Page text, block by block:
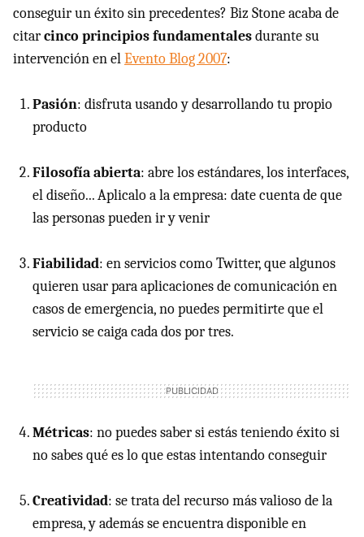
conseguir un éxito sin precedentes? Biz Stone acaba de
citarcinco principios fundamentalesdurante su
intervención en elEvento Blog 2007:
Pasión: disfruta usando y desarrollando tu propio
producto
Filosofía abierta: abre los estándares, los interfaces,
el diseño... Aplicalo a la empresa: date cuenta de que
las personas pueden ir y venir
Fiabilidad: en servicios como Twitter, que algunos
quieren usar para aplicaciones de comunicación en
casos de emergencia, no puedes permitirte que el
servicio se caiga cada dos por tres.
Métricas: no puedes saber si estás teniendo éxito si
no sabes qué es lo que estas intentando conseguir
Creatividad: se trata del recurso más valioso de la
empresa, y además se encuentra disponible en